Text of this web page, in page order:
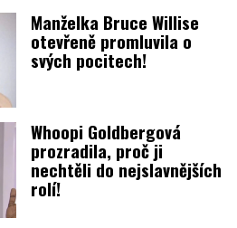
Manželka Bruce Willise
otevřeně promluvila o
svých pocitech!
Whoopi Goldbergová
prozradila, proč ji
nechtěli do nejslavnějších
rolí!